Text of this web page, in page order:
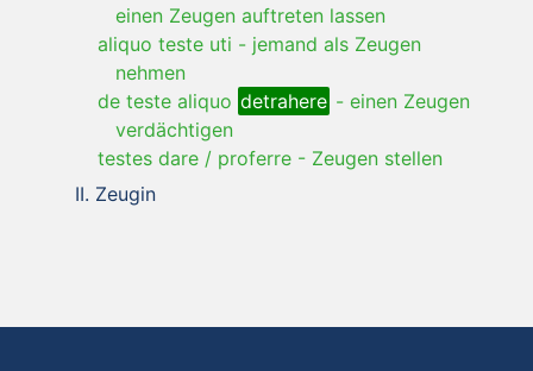
einen Zeugen auftreten lassen
aliquo teste uti - jemand als Zeugen
nehmen
de teste aliquo detrahere - einen Zeugen
verdächtigen
testes dare / proferre - Zeugen stellen
Zeugin